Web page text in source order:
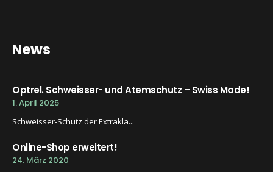
News
Optrel. Schweisser- und Atemschutz – Swiss Made!
1. April 2025
Schweisser-Schutz der Extrakla...
Online-Shop erweitert!
24. März 2020